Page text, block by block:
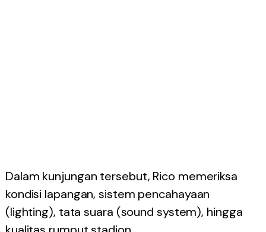
Dalam kunjungan tersebut, Rico memeriksa
kondisi lapangan, sistem pencahayaan
(lighting), tata suara (sound system), hingga